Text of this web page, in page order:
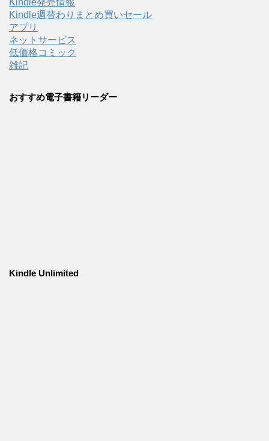
Kindle発売情報
Kindle週替わりまとめ買いセール
アプリ
ネットサービス
低価格コミック
雑記
おすすめ電子書籍リーダー
Kindle Unlimited